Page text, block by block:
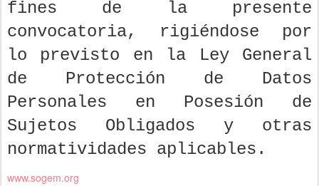
fines de la presente
convocatoria, rigiéndose por
lo previsto en la Ley General
de Protección de Datos
Personales en Posesión de
Sujetos Obligados y otras
normatividades aplicables.
www.sogem.org